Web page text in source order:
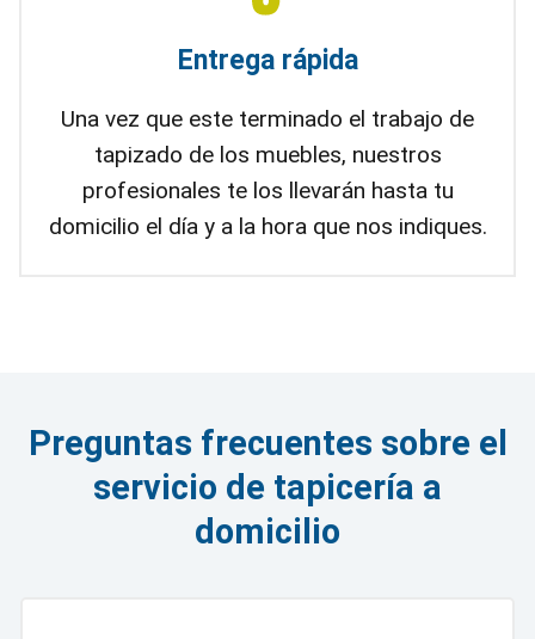
Entrega rápida
Una vez que este terminado el trabajo de
tapizado de los muebles, nuestros
profesionales te los llevarán hasta tu
domicilio el día y a la hora que nos indiques.
Preguntas frecuentes sobre el
servicio de tapicería a
domicilio